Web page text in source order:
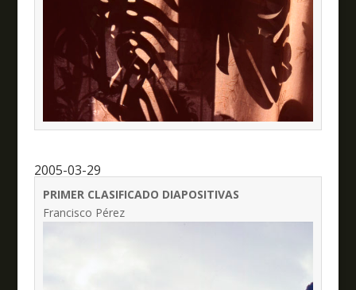
2005-03-29
PRIMER CLASIFICADO DIAPOSITIVAS
Francisco Pérez